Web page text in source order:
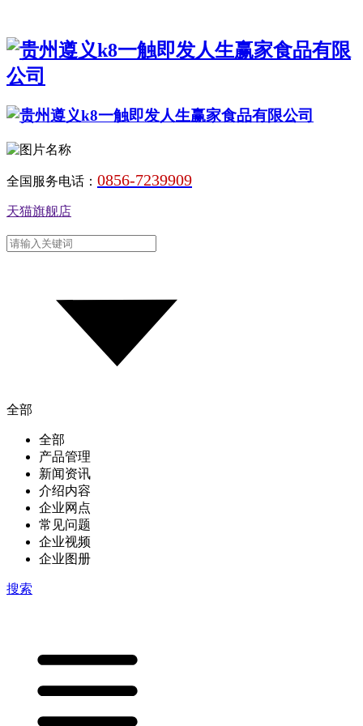
全国服务电话： 0856-7239909
天猫旗舰店
全部
全部
产品管理
新闻资讯
介绍内容
企业网点
常见问题
企业视频
企业图册
搜索